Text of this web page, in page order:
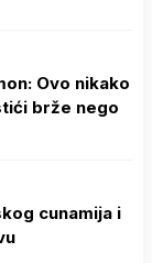
Ovo nikako
brže nego
cunamija i